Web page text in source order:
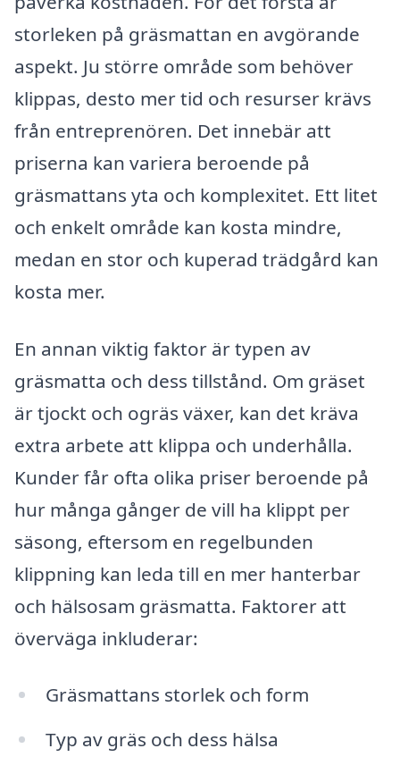
storleken på gräsmattan en avgörande
aspekt. Ju större område som behöver
klippas, desto mer tid och resurser krävs
från entreprenören. Det innebär att
priserna kan variera beroende på
gräsmattans yta och komplexitet. Ett litet
och enkelt område kan kosta mindre,
medan en stor och kuperad trädgård kan
kosta mer.
En annan viktig faktor är typen av
gräsmatta och dess tillstånd. Om gräset
är tjockt och ogräs växer, kan det kräva
extra arbete att klippa och underhålla.
Kunder får ofta olika priser beroende på
hur många gånger de vill ha klippt per
säsong, eftersom en regelbunden
klippning kan leda till en mer hanterbar
och hälsosam gräsmatta. Faktorer att
överväga inkluderar:
Gräsmattans storlek och form
Typ av gräs och dess hälsa